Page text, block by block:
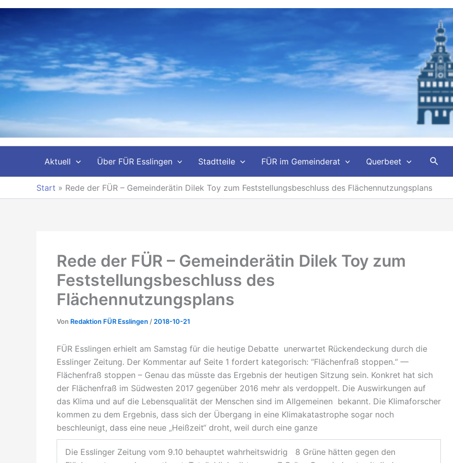
Zum
Aktuell Über FÜR Esslingen Stadtteile FÜR im Gemeinderat Querbeet
Start » Rede der FÜR – Gemeinderätin Dilek Toy zum Feststellungsbeschluss des Flächennutzungsplans
Rede der FÜR – Gemeinderätin Dilek Toy zum
Feststellungsbeschluss des
Flächennutzungsplans
Von Redaktion FÜR Esslingen / 2018-10-21
FÜR Esslingen erhielt am Samstag für die heutige Debatte unerwartet Rückendeckung durch die
Esslinger Zeitung. Der Kommentar auf Seite 1 fordert kategorisch: “Flächenfraß stoppen.“ —
Flächenfraß stoppen – Genau das müsste das Ergebnis der heutigen Sitzung sein. Konkret hat sich
der Flächenfraß im Südwesten 2017 gegenüber 2016 mehr als verdoppelt. Die Auswirkungen auf
das Klima und auf die Lebensqualität der Menschen sind im Allgemeinen bekannt. Die Klimaforscher
kommen zu dem Ergebnis, dass sich der Übergang in eine Klimakatastrophe sogar noch
beschleunigt, dass eine neue „Heißzeit“ droht, weil durch eine ganze
Die Esslinger Zeitung vom 9.10 behauptet wahrheitswidrig 8 Grüne hätten gegen den